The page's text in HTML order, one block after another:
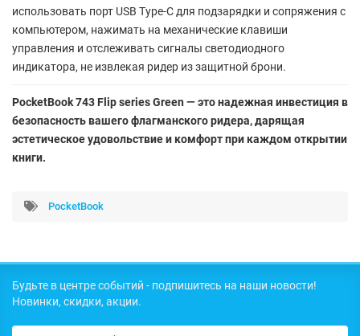
использовать порт USB Type-C для подзарядки и сопряжения с
компьютером, нажимать на механические клавиши
управления и отслеживать сигналы светодиодного
индикатора, не извлекая ридер из защитной брони.
PocketBook 743 Flip series Green — это надежная инвестиция в
безопасность вашего флагманского ридера, дарящая
эстетическое удовольствие и комфорт при каждом открытии
книги.
PocketBook
Будьте в центре событий - подпишитесь на наши новости!
Новинки, скидки, акции.